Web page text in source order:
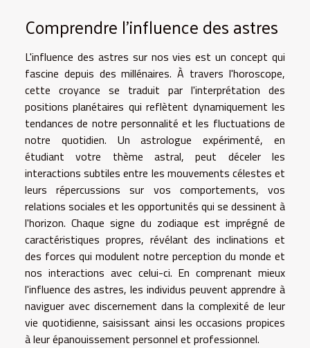
Comprendre l'influence des astres
L'influence des astres sur nos vies est un concept qui
fascine depuis des millénaires. À travers l'horoscope,
cette croyance se traduit par l'interprétation des
positions planétaires qui reflètent dynamiquement les
tendances de notre personnalité et les fluctuations de
notre quotidien. Un astrologue expérimenté, en
étudiant votre thème astral, peut déceler les
interactions subtiles entre les mouvements célestes et
leurs répercussions sur vos comportements, vos
relations sociales et les opportunités qui se dessinent à
l'horizon. Chaque signe du zodiaque est imprégné de
caractéristiques propres, révélant des inclinations et
des forces qui modulent notre perception du monde et
nos interactions avec celui-ci. En comprenant mieux
l'influence des astres, les individus peuvent apprendre à
naviguer avec discernement dans la complexité de leur
vie quotidienne, saisissant ainsi les occasions propices
à leur épanouissement personnel et professionnel.